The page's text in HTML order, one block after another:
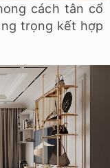
cách tân cổ
trọng kết hợp